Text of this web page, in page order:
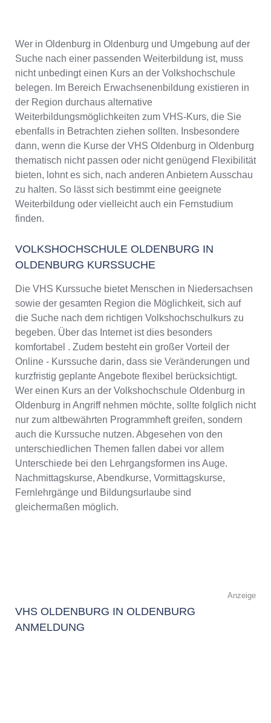
Wer in Oldenburg in Oldenburg und Umgebung auf der
Suche nach einer passenden Weiterbildung ist, muss
nicht unbedingt einen Kurs an der Volkshochschule
belegen. Im Bereich Erwachsenenbildung existieren in
der Region durchaus alternative
Weiterbildungsmöglichkeiten zum VHS-Kurs, die Sie
ebenfalls in Betrachten ziehen sollten. Insbesondere
dann, wenn die Kurse der VHS Oldenburg in Oldenburg
thematisch nicht passen oder nicht genügend Flexibilität
bieten, lohnt es sich, nach anderen Anbietern Ausschau
zu halten. So lässt sich bestimmt eine geeignete
Weiterbildung oder vielleicht auch ein Fernstudium
finden.
VOLKSHOCHSCHULE OLDENBURG IN
OLDENBURG KURSSUCHE
Die VHS Kurssuche bietet Menschen in Niedersachsen
sowie der gesamten Region die Möglichkeit, sich auf
die Suche nach dem richtigen Volkshochschulkurs zu
begeben. Über das Internet ist dies besonders
komfortabel . Zudem besteht ein großer Vorteil der
Online - Kurssuche darin, dass sie Veränderungen und
kurzfristig geplante Angebote flexibel berücksichtigt.
Wer einen Kurs an der Volkshochschule Oldenburg in
Oldenburg in Angriff nehmen möchte, sollte folglich nicht
nur zum altbewährten Programmheft greifen, sondern
auch die Kurssuche nutzen. Abgesehen von den
unterschiedlichen Themen fallen dabei vor allem
Unterschiede bei den Lehrgangsformen ins Auge.
Nachmittagskurse, Abendkurse, Vormittagskurse,
Fernlehrgänge und Bildungsurlaube sind
gleichermaßen möglich.
Anzeige
VHS OLDENBURG IN OLDENBURG
ANMELDUNG